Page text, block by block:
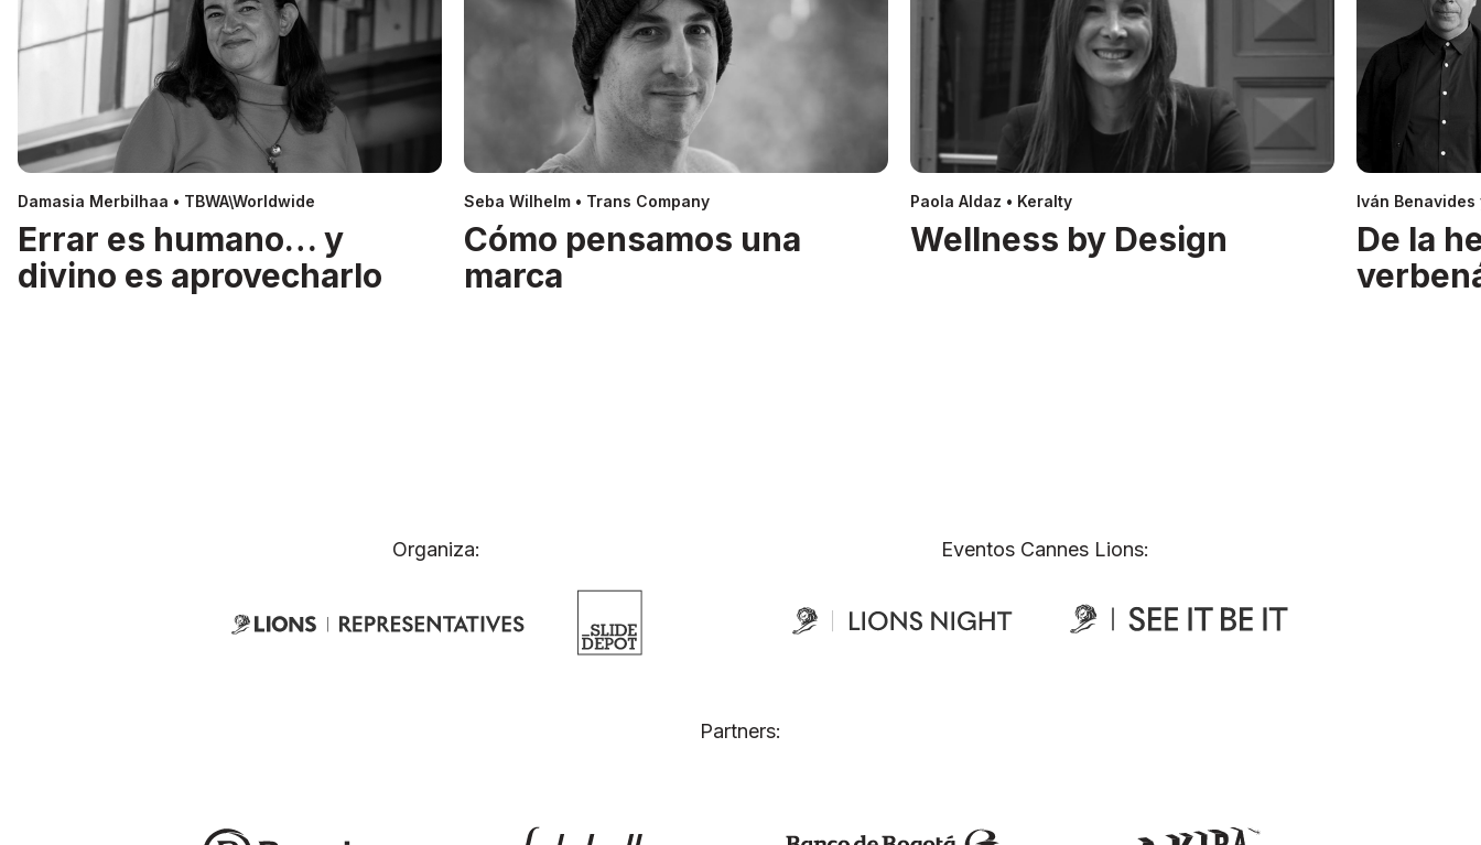
Damasia Merbilhaa • TBWA\Worldwide
Errar es humano… y
divino es aprovecharlo
Seba Wilhelm • Trans Company
Cómo pensamos una
marca
Paola Aldaz • Keralty
Wellness by Design
Iván
De la
Organiza: Eventos Cannes Lions:
Partners: